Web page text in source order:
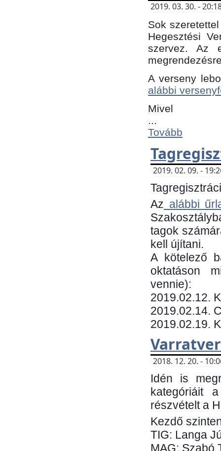
2019. 03. 30. -
Sok
Hegesztési
szervez. Az
A verseny
alábbi
Mivel
...
Tovább
2019. 02. 09. -
Az alábbi
tagok
kell újítani.
​A kötelező
oktatáson
vennie):
​2019.02.12.
2019.02.14.
2019.02.19.
2018. 12. 20. -
Idén is
kategóriáit
részvételt a
Kezdő
TIG: Langa
MAG: Szabó